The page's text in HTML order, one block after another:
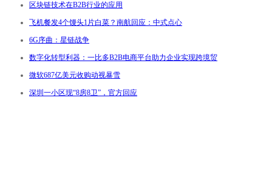
区块链技术在B2B行业的应用
飞机餐发4个馒头1片白菜？南航回应：中式点心
6G序曲：星链战争
数字化转型利器：一比多B2B电商平台助力企业实现跨境贸
微软687亿美元收购动视暴雪
深圳一小区现“8房8卫”，官方回应